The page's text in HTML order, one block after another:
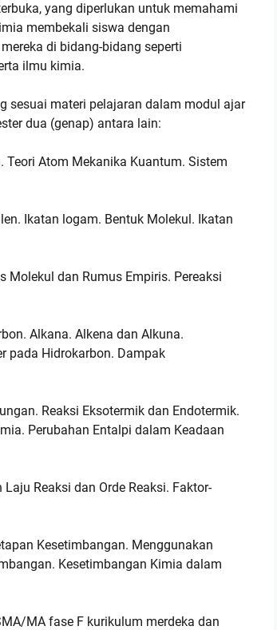
yang diperlukan untuk memahami
membekali siswa dengan
di bidang-bidang seperti
ilmu kimia.
sesuai materi pelajaran dalam modul ajar
dua (genap) antara lain:
Teori Atom Mekanika Kuantum. Sistem
Ikatan logam. Bentuk Molekul. Ikatan
Molekul dan Rumus Empiris. Pereaksi
Alkana. Alkena dan Alkuna.
pada Hidrokarbon. Dampak
Reaksi Eksotermik dan Endotermik.
Perubahan Entalpi dalam Keadaan
Reaksi dan Orde Reaksi. Faktor-
Kesetimbangan. Menggunakan
Kesetimbangan Kimia dalam
MA fase F kurikulum merdeka dan